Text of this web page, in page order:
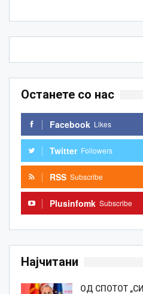
Останете со нас
Facebook Likes
Twitter Followers
RSS Subscribe
Plusinfomk Subscribe
Најчитани
ОД СПОТОТ